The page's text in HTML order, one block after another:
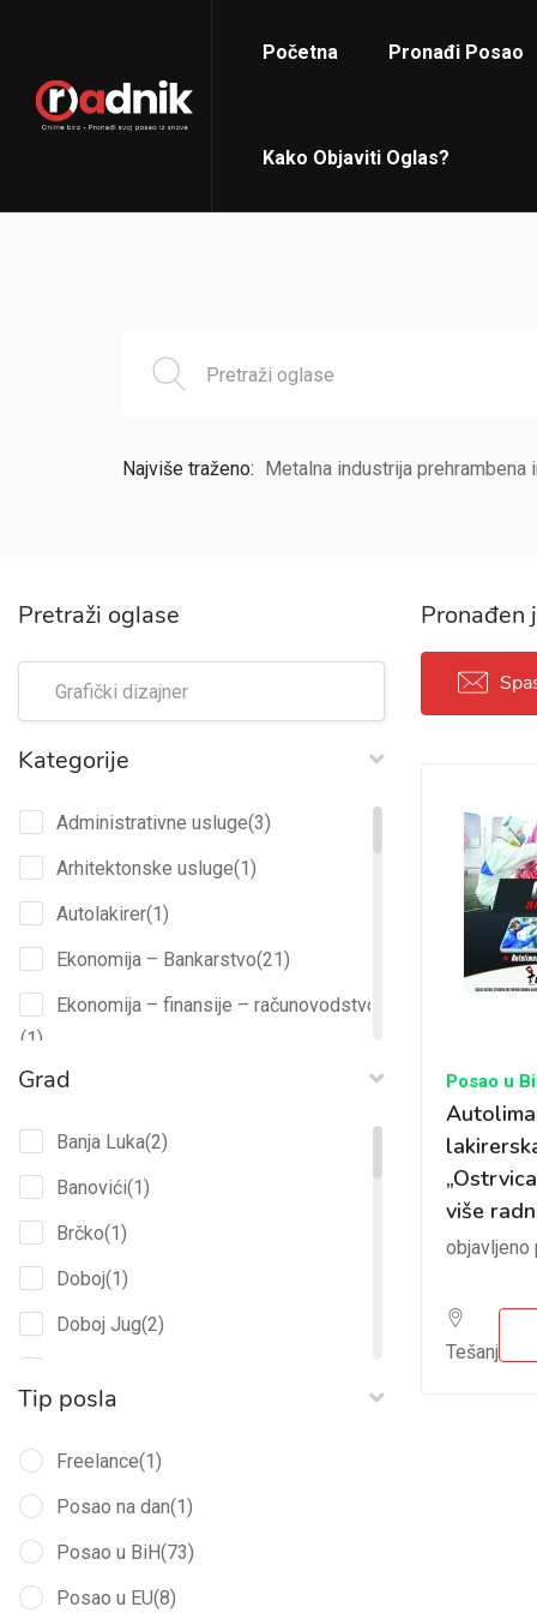
Početna Pronađi Posao
Kako Objaviti Oglas?
Najviše traženo: Metalna industrija
Pretraži oglase
Kategorije
Administrativne usluge(3)
Arhitektonske usluge(1)
Autolakirer(1)
Ekonomija – Bankarstvo(21)
Ekonomija – finansije – računovodstvo
(1)
Elektrotehnika
Građevinarstvo
IT
Marketing
Metalna industrija
Mikrokreditna organizacija
Pravo(2)
Prehrambena industrija
Prodaja
Prodaja i usluge(6)
Proizvodnja(2)
Grad
Banja Luka(2)
Banovići(1)
Brčko(1)
Doboj(1)
Doboj Jug(2)
Goražde
Gračanica(1)
Jelah(2)
Laktaši (1)
Lukavac (1)
Tip posla
Freelance(1)
Posao na dan(1)
Posao u BiH(73)
Posao u EU(8)
Pronađen
Posao u
više
objavljeno
Tešanj